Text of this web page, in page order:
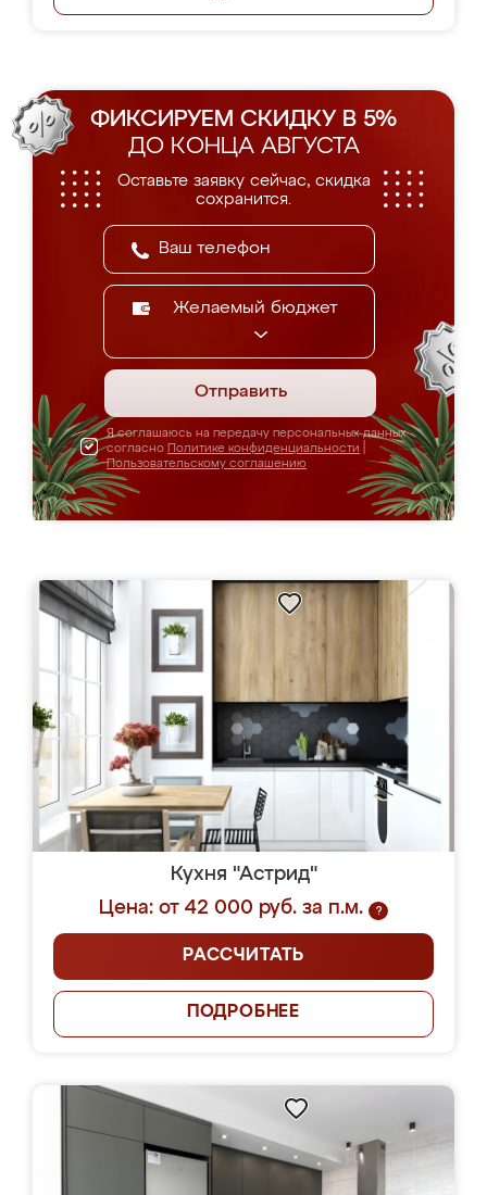
ФИКСИРУЕМ СКИДКУ В 5%
ДО КОНЦА АВГУСТА
Оставьте заявку сейчас, скидка
сохранится.
Желаемый бюджет
Отправить
Я соглашаюсь на передачу персональных данных
согласно Политике конфиденциальности
Пользовательскому соглашению
Кухня "Астрид"
Цена: от 42 000 руб. за п.м.
?
РАССЧИТАТЬ
ПОДРОБНЕЕ